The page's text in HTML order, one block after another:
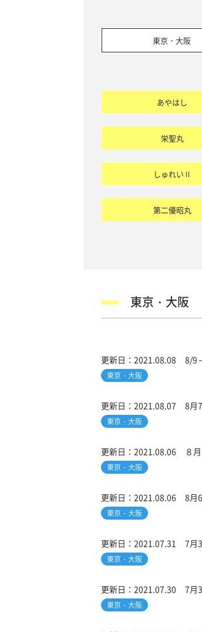
東京・大阪
あやはし
栄聖丸
しゅれいⅡ
第二優昭丸
東京・大阪
更新日： 2021.08.08 8/9
東京・大阪
更新日： 2021.08.07 8月
東京・大阪
更新日： 2021.08.06 ８
東京・大阪
更新日： 2021.08.06 8月
東京・大阪
更新日： 2021.07.31 7月
東京・大阪
更新日： 2021.07.30 7月
東京・大阪